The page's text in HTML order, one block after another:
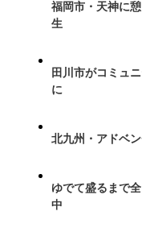
福岡市・天神に
生
田川市がコミュ
に
北九州・アドベ
ゆでて盛るまで
中